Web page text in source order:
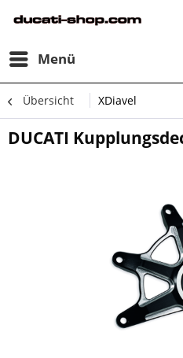
Menü
Übersicht XDiavel
DUCATI